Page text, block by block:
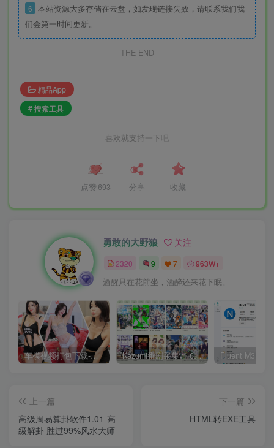
6 本站资源大多存储在云盘，如发现链接失效，请联系我们我
们会第一时间更新。
THE END
精品App
# 搜索工具
喜欢就支持一下吧
点赞 693 分享 收藏
勇敢的大野狼 关注
2320 9 7 963W+
酒醒只在花前坐，酒醉还来花下眠。
车模视频打包下载-高清无水印版 Kazumi番剧采集v1.6.9：支持自定义规则+在线观看+弹幕，跨平台下载
上一篇
高级周易算卦软件1.01-高
级解卦 胜过99%风水大师
下一篇
HTML转EXE工具